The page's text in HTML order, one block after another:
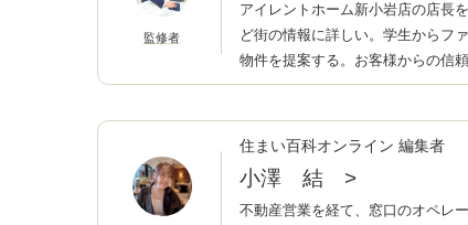
監修者
アイレントホーム新小岩店の店長
ど街の情報に詳しい。学生からフ
物件を提案する。お客様からの信
住まい百科オンライン 編集者
小澤 結 >
不動産営業を経て、窓口のオペレ